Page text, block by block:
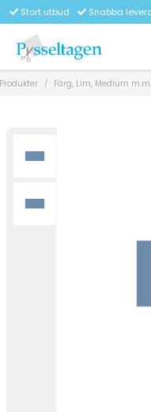
Stort utbud Snabba
Produkter Färg, Lim, Medium m.m.